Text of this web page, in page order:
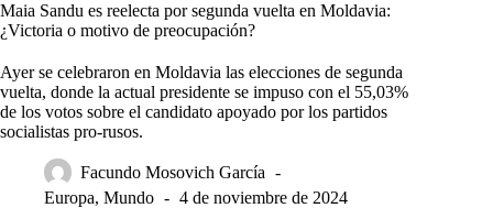
Maia Sandu es reelecta por segunda vuelta en Moldavia:
¿Victoria o motivo de preocupación?
Ayer se celebraron en Moldavia las elecciones de segunda
vuelta, donde la actual presidente se impuso con el 55,03%
de los votos sobre el candidato apoyado por los partidos
socialistas pro-rusos.
Facundo Mosovich García
Europa, Mundo 4 de noviembre de 2024